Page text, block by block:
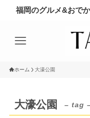
福岡のグルメ&おで
ホーム 大濠公園
大濠公園 – tag